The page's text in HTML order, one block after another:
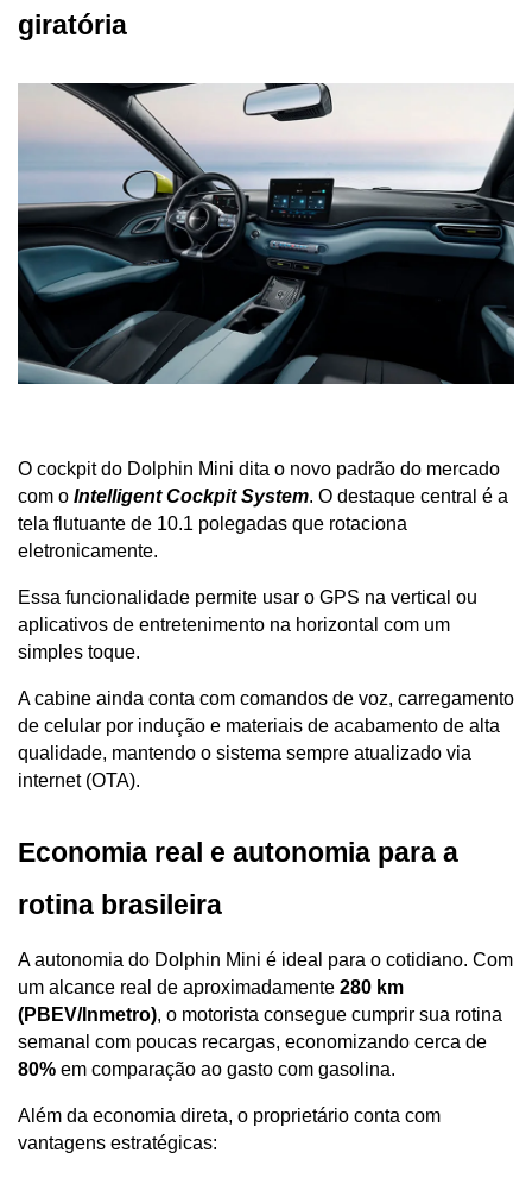
giratória
O cockpit do Dolphin Mini dita o novo padrão do mercado
com o Intelligent Cockpit System. O destaque central é a
tela flutuante de 10.1 polegadas que rotaciona
eletronicamente.
Essa funcionalidade permite usar o GPS na vertical ou
aplicativos de entretenimento na horizontal com um
simples toque.
A cabine ainda conta com comandos de voz, carregamento
de celular por indução e materiais de acabamento de alta
qualidade, mantendo o sistema sempre atualizado via
internet (OTA).
Economia real e autonomia para a
rotina brasileira
A autonomia do Dolphin Mini é ideal para o cotidiano. Com
um alcance real de aproximadamente 280 km
(PBEV/Inmetro), o motorista consegue cumprir sua rotina
80% em comparação ao gasto com gasolina.
Além da economia direta, o proprietário conta com
vantagens estratégicas: